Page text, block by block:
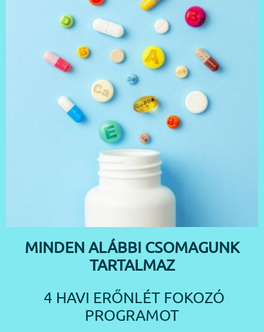
MINDEN ALÁBBI CSOMAGUNK
TARTALMAZ
4 HAVI ERŐNLÉT FOKOZÓ
PROGRAMOT